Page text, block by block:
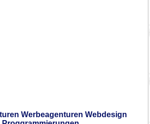
Werbeagenturen Webdesign